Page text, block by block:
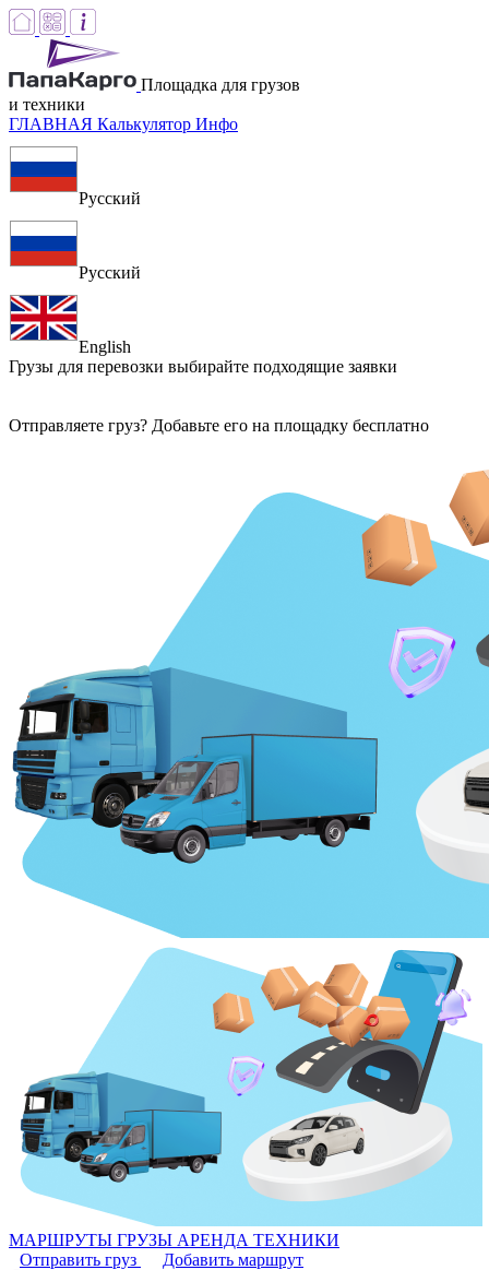
Площадка для грузов
и техники
ГЛАВНАЯ Калькулятор Инфо
Русский
Русский
English
Грузы для перевозки выбирайте подходящие заявки
Отправляете груз? Добавьте его на площадку бесплатно
МАРШРУТЫ ГРУЗЫ АРЕНДА ТЕХНИКИ
Отправить груз
Добавить маршрут